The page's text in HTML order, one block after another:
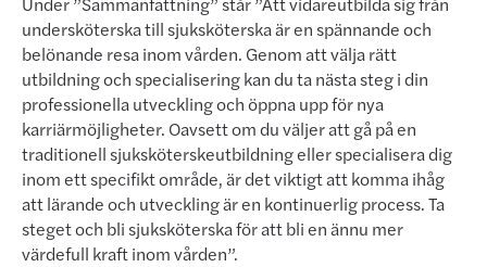
undersköterska till sjuksköterska är en spännande och
belönande resa inom vården. Genom att välja rätt
utbildning och specialisering kan du ta nästa steg i din
profes­sionella utveckling och öppna upp för nya
karriärmöjligheter. Oavsett om du väljer att gå på en
traditionell sjuk­sköterskeutbildning eller specialisera dig
inom ett specifikt område, är det viktigt att komma ihåg
att lärande och utveckling är en kontinuerlig process. Ta
steget och bli sjuksköterska för att bli en ännu mer
värdefull kraft inom vården”.